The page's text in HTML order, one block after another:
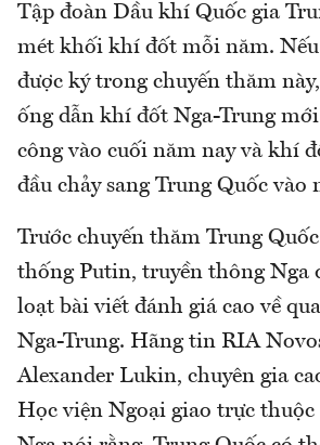
Tập đoàn Dầu khí Quốc gia
mét khối khí đốt mỗi năm.
được ký trong chuyến thăm
ống dẫn khí đốt Nga-Trung
công vào cuối năm nay và khí
đầu chảy sang Trung Quốc vào
Trước chuyến thăm Trung
thống Putin, truyền thông Nga
loạt bài viết đánh giá cao về
Nga-Trung. Hãng tin RIA
Alexander Lukin, chuyên gia
Học viện Ngoại giao trực thuộc